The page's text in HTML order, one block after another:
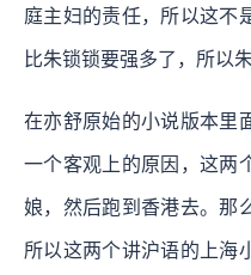
庭主妇的责任，所以这不
比朱锁锁要强多了，所以
在亦舒原始的小说版本里
一个客观上的原因，这两
娘，然后跑到香港去。那
所以这两个讲沪语的上海